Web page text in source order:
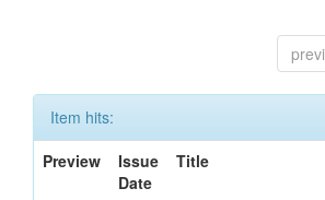
Item hits:
Preview
Issue
Date
Title